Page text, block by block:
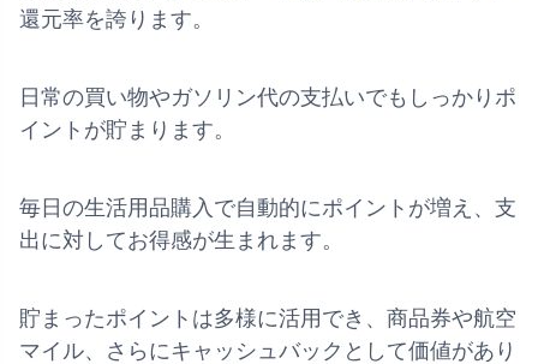
還元率を誇ります。
日常の買い物やガソリン代の支払いでもしっかりポ
イントが貯まります。
毎日の生活用品購入で自動的にポイントが増え、支
出に対してお得感が生まれます。
貯まったポイントは多様に活用でき、商品券や航空
マイル、さらにキャッシュバックとして価値があり